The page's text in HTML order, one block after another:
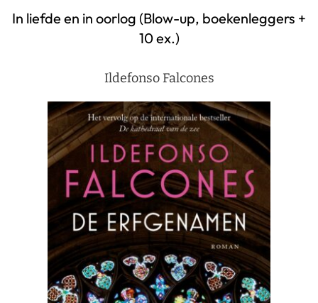
In liefde en in oorlog (Blow-up, boekenleggers +
10 ex.)
Ildefonso Falcones